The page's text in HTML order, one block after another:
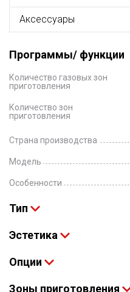
Аксессуары
Программы/ функции
Количество газовых зон
приготовления
Количество зон
приготовления
Страна производства
Модель
Особенности
Тип
Эстетика
Опции
Зоны приготовления